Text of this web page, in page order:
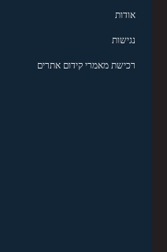
אודות
נגישות
רכישת מאמרי קידום אתרים